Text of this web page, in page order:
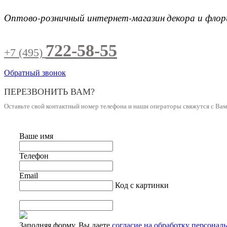
Оптово-розничный интернет-магазиндекора и
+7 (495) 722-58-55
Обратный звонок
ПЕРЕЗВОНИТЬ ВАМ?
Оставьте свой контактный номер телефона и наши операторы свяжутся с
Ваше имя
Телефон
Email
Код с картинки
Заполняя форму, Вы даете согласие на обработку